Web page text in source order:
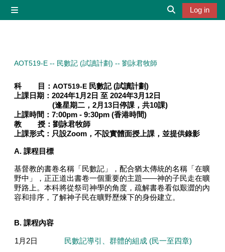
Log in
AOT519-E -- 民數記 (試讀計劃) -- 劉詠君牧師
科 目： AOT519-E 民數記(試讀計劃)
上課日期： 2024年1月2日 至 2024年3月12日
(逢星期二，2月13日停課，共10課)
上課時間：7:00pm - 9:30pm (香港時間)
教 授： 劉詠君牧師
上課形式： 只設Zoom，不設實體面授上課，並提供錄影
A. 課程目標
基督教的書卷名稱「民數記」，配合猶太傳統的名稱「在曠
野中」，正正道出書卷一個重要的主題——神的子民走在曠
野路上。本科將從祭司神學的角度，疏解書卷看似艱澀的內
容和排序，了解神子民在曠野歷煉下的身份建立。
B. 課程內容
1月2日 民數記導引、群體的組成 (民一至四章)